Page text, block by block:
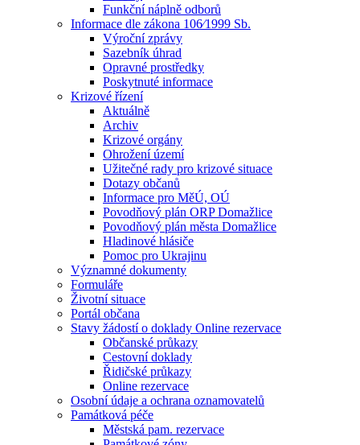
Funkční náplně odborů
Informace dle zákona 106⁄1999 Sb.
Výroční zprávy
Sazebník úhrad
Opravné prostředky
Poskytnuté informace
Krizové řízení
Aktuálně
Archiv
Krizové orgány
Ohrožení území
Užitečné rady pro krizové situace
Dotazy občanů
Informace pro MěÚ, OÚ
Povodňový plán ORP Domažlice
Povodňový plán města Domažlice
Hladinové hlásiče
Pomoc pro Ukrajinu
Významné dokumenty
Formuláře
Životní situace
Portál občana
Stavy žádostí o doklady Online rezervace
Občanské průkazy
Cestovní doklady
Řidičské průkazy
Online rezervace
Osobní údaje a ochrana oznamovatelů
Památková péče
Městská pam. rezervace